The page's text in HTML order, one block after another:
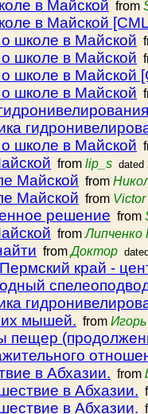
в Майской from
в Майской
школе в Майской
школе в Майской
школе в Майской
школе в Майской
школе в Майской
from lip_s dated
Майской from
Майской from
решение from
from
fromДоктор
край -
мышей. from
пещер
в Абхазии. from
в Абхазии.
в Абхазии.